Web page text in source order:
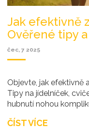
Jak efektivně
Ověřené tipy
čec, 7 2025
Objevte, jak efektivně
Tipy na jídelníček,
hubnutí nohou
ČÍST VÍCE